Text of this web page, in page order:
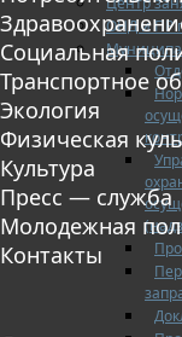
ОНД и ПР
Социальная
Транспортное
Экология
Физическая
Культура
Пресс — служба
Молодежная
Контакты